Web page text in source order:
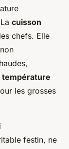
cuisson
chefs. Elle
température
les grosses
festin, ne